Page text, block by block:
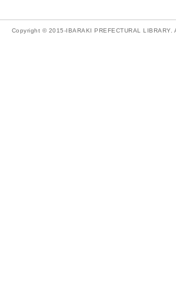
Copyright © 2015-IBARAKI PREFECTURAL LIBRARY.